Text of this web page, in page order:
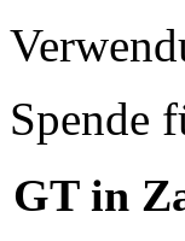
Spende
GT in